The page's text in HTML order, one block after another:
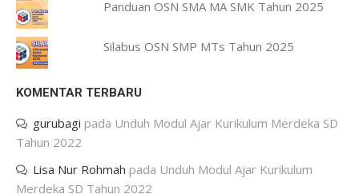
Panduan OSN SMA MA SMK Tahun 2025
Silabus OSN SMP MTs Tahun 2025
KOMENTAR TERBARU
gurubagi pada Unduh Modul Ajar Kurikulum Merdeka SD
Tahun 2022
Lisa Nur Rohmah pada Unduh Modul Ajar Kurikulum
Merdeka SD Tahun 2022